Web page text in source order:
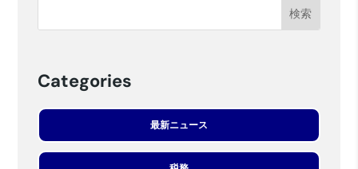
Categories
最新ニュース